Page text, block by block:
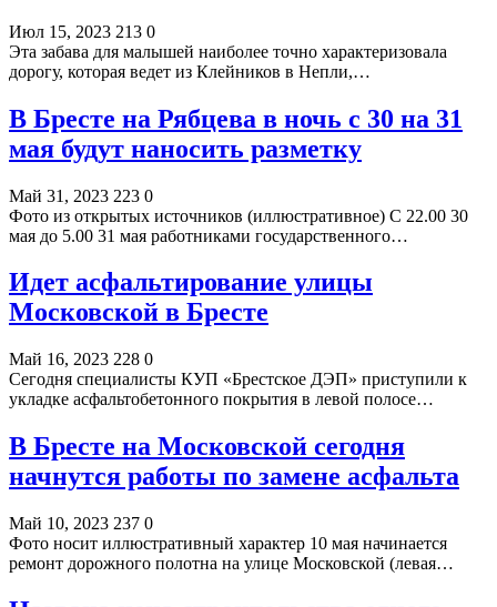
Июл 15, 2023 213 0
Эта забава для малышей наиболее точно характеризовала
дорогу, которая ведет из Клейников в Непли,…
В Бресте на Рябцева в ночь с 30 на 31
мая будут наносить разметку
Май 31, 2023 223 0
Фото из открытых источников (иллюстративное) С 22.00 30
мая до 5.00 31 мая работниками государственного…
Идет асфальтирование улицы
Московской в Бресте
Май 16, 2023 228 0
Сегодня специалисты КУП «Брестское ДЭП» приступили к
укладке асфальтобетонного покрытия в левой полосе…
В Бресте на Московской сегодня
начнутся работы по замене асфальта
Май 10, 2023 237 0
Фото носит иллюстративный характер 10 мая начинается
ремонт дорожного полотна на улице Московской (левая…